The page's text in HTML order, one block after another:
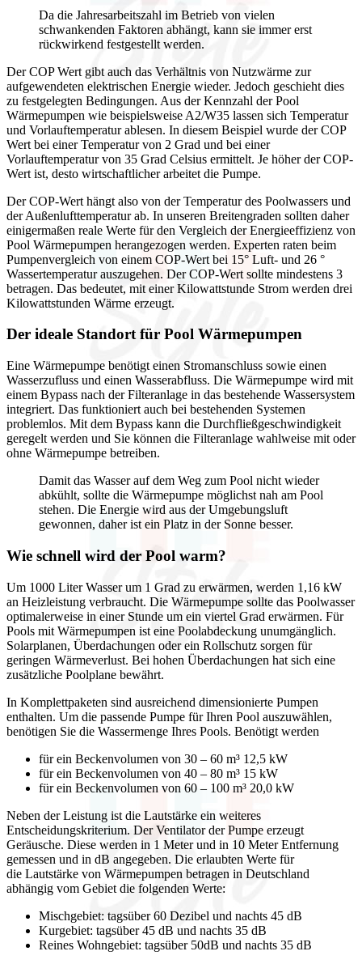
Da die Jahresarbeitszahl im Betrieb von vielen
schwankenden Faktoren abhängt, kann sie immer erst
rückwirkend festgestellt werden.
Der COP Wert gibt auch das Verhältnis von Nutzwärme zur
aufgewendeten elektrischen Energie wieder. Jedoch geschieht dies
zu festgelegten Bedingungen. Aus der Kennzahl der Pool
Wärmepumpen wie beispielsweise A2/W35 lassen sich Temperatur
und Vorlauftemperatur ablesen. In diesem Beispiel wurde der COP
Wert bei einer Temperatur von 2 Grad und bei einer
Vorlauftemperatur von 35 Grad Celsius ermittelt. Je höher der COP-
Wert ist, desto wirtschaftlicher arbeitet die Pumpe.
Der COP-Wert hängt also von der Temperatur des Poolwassers und
der Außenlufttemperatur ab. In unseren Breitengraden sollten daher
einigermaßen reale Werte für den Vergleich der Energieeffizienz von
Pool Wärmepumpen herangezogen werden. Experten raten beim
Pumpenvergleich von einem COP-Wert bei 15° Luft- und 26 °
Wassertemperatur auszugehen. Der COP-Wert sollte mindestens 3
betragen. Das bedeutet, mit einer Kilowattstunde Strom werden drei
Kilowattstunden Wärme erzeugt.
Der ideale Standort für Pool Wärmepumpen
Eine Wärmepumpe benötigt einen Stromanschluss sowie einen
Wasserzufluss und einen Wasserabfluss. Die Wärmepumpe wird mit
einem Bypass nach der Filteranlage in das bestehende Wassersystem
integriert. Das funktioniert auch bei bestehenden Systemen
problemlos. Mit dem Bypass kann die Durchfließgeschwindigkeit
geregelt werden und Sie können die Filteranlage wahlweise mit oder
ohne Wärmepumpe betreiben.
Damit das Wasser auf dem Weg zum Pool nicht wieder
abkühlt, sollte die Wärmepumpe möglichst nah am Pool
stehen. Die Energie wird aus der Umgebungsluft
gewonnen, daher ist ein Platz in der Sonne besser.
Wie schnell wird der Pool warm?
Um 1000 Liter Wasser um 1 Grad zu erwärmen, werden 1,16 kW
an Heizleistung verbraucht. Die Wärmepumpe sollte das Poolwasser
optimalerweise in einer Stunde um ein viertel Grad erwärmen. Für
Pools mit Wärmepumpen ist eine Poolabdeckung unumgänglich.
Solarplanen, Überdachungen oder ein Rollschutz sorgen für
geringen Wärmeverlust. Bei hohen Überdachungen hat sich eine
zusätzliche Poolplane bewährt.
In Komplettpaketen sind ausreichend dimensionierte Pumpen
enthalten. Um die passende Pumpe für Ihren Pool auszuwählen,
benötigen Sie die Wassermenge Ihres Pools. Benötigt werden
für ein Beckenvolumen von 30 – 60 m³ 12,5 kW
für ein Beckenvolumen von 40 – 80 m³ 15 kW
für ein Beckenvolumen von 60 – 100 m³ 20,0 kW
Neben der Leistung ist die Lautstärke ein weiteres
Entscheidungskriterium. Der Ventilator der Pumpe erzeugt
Geräusche. Diese werden in 1 Meter und in 10 Meter Entfernung
gemessen und in dB angegeben. Die erlaubten Werte für
die Lautstärke von Wärmepumpen betragen in Deutschland
abhängig vom Gebiet die folgenden Werte:
Mischgebiet: tagsüber 60 Dezibel und nachts 45 dB
Kurgebiet: tagsüber 45 dB und nachts 35 dB
Reines Wohngebiet: tagsüber 50dB und nachts 35 dB